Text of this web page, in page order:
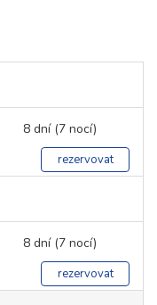
8 dní (7 nocí)
rezervovat
8 dní (7 nocí)
rezervovat